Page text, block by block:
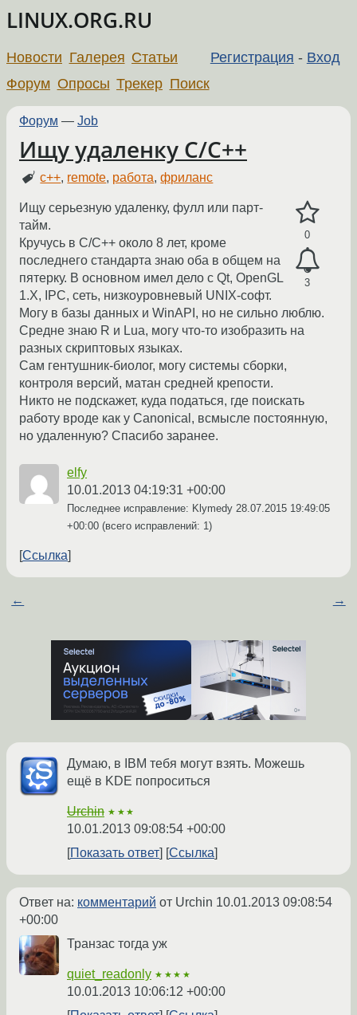
LINUX.ORG.RU
Регистрация - Вход
Новости Галерея Статьи
Форум Опросы Трекер Поиск
Форум — Job
Ищу удаленку C/C++
c++, remote, работа,фриланс
0
3
Ищу серьезную удаленку, фулл или парт-
тайм.
Кручусь в C/C++ около 8 лет, кроме
последнего стандарта знаю оба в общем на
пятерку. В основном имел дело с Qt, OpenGL
1.X, IPC, сеть, низкоуровневый UNIX-софт.
Могу в базы данных и WinAPI, но не сильно люблю.
Средне знаю R и Lua, могу что-то изобразить на
разных скриптовых языках.
Сам гентушник-биолог, могу системы сборки,
контроля версий, матан средней крепости.
Никто не подскажет, куда податься, где поискать
работу вроде как у Canonical, всмысле постоянную,
но удаленную? Спасибо заранее.
elfy
10.01.2013 04:19:31 +00:00
Последнее исправление: Klymedy 28.07.2015 19:49:05
+00:00 (всего исправлений: 1)
Ссылка
← →
Думаю, в IBM тебя могут взять. Можешь
ещё в KDE попроситься
Urchin ★★★
10.01.2013 09:08:54 +00:00
Показать ответ
Ссылка
Ответ на: комментарий от Urchin 10.01.2013 09:08:54
+00:00
Транзас тогда уж
quiet_readonly ★★★★
10.01.2013 10:06:12 +00:00